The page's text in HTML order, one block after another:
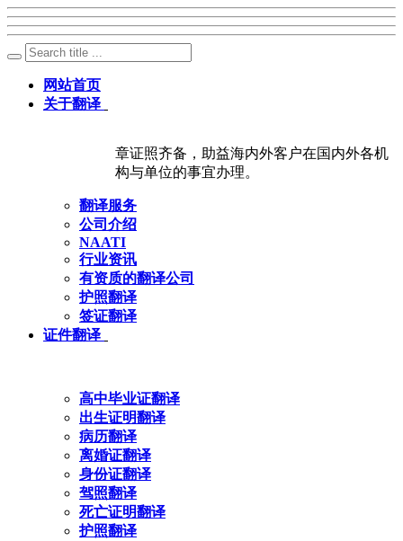
网站首页
关于翻译
章证照齐备，助益海内外客户在国内外各机
构与单位的事宜办理。
翻译服务
公司介绍
NAATI
行业资讯
有资质的翻译公司
护照翻译
签证翻译
证件翻译
高中毕业证翻译
出生证明翻译
病历翻译
离婚证翻译
身份证翻译
驾照翻译
死亡证明翻译
护照翻译